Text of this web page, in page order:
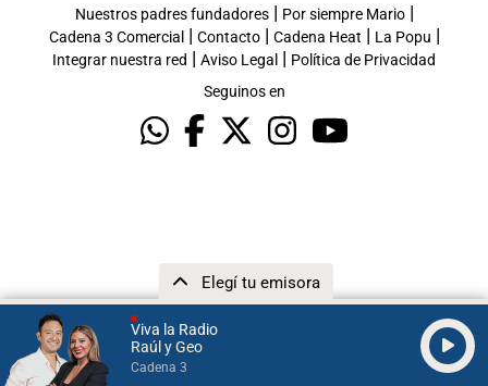
Viva la Radio
Raúl y Geo
Cadena 3
Elegí tu emisora
Nuestros padres fundadores| Por siempre Mario|
Cadena 3 Comercial | Contacto| Cadena Heat | La Popu |
Integrar nuestra red | Aviso Legal | Política de Privacidad
Seguinos en